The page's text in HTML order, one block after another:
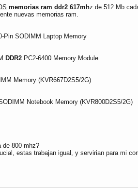
memorias ram ddr2 617mhz de 512 Mb
nuevas memorias ram.
Pin SODIMM Laptop Memory
DDR2 PC2-6400 Memory Module
Memory (KVR667D2S5/2G)
Notebook Memory (KVR800D2S5/2G)
de 800 mhz?
estas trabajan igual, y servirian para mi